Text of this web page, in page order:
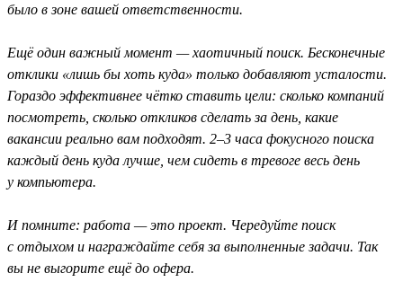
было в зоне вашей ответственности.
Ещё один важный момент — хаотичный поиск. Бесконечные
отклики «лишь бы хоть куда» только добавляют усталости.
Гораздо эффективнее чётко ставить цели: сколько компаний
посмотреть, сколько откликов сделать за день, какие
вакансии реально вам подходят. 2–3 часа фокусного поиска
каждый день куда лучше, чем сидеть в тревоге весь день
у компьютера.
И помните: работа — это проект. Чередуйте поиск
с отдыхом и награждайте себя за выполненные задачи. Так
вы не выгорите ещё до офера.